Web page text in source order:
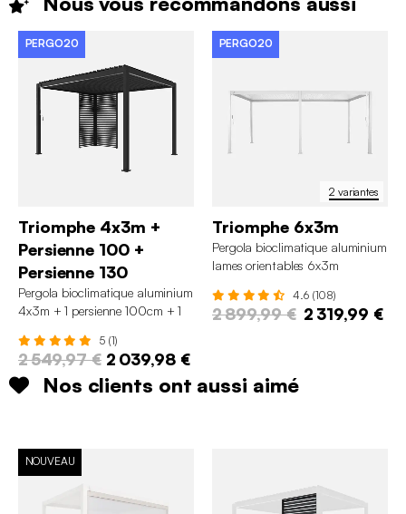
PERGO20
Triomphe 4x3m +
Persienne 100 +
Persienne 130
Pergola bioclimatique aluminium
4x3m + 1 persienne 100cm + 1
5 (1)
2 549,97 € 2 039,98 €
2 variantes
PERGO20
Triomphe 6x3m
Pergola bioclimatique aluminium
lames orientables 6x3m
4.6 (108)
2 899,99 € 2 319,99 €
Nos clients ont aussi aimé
NOUVEAU